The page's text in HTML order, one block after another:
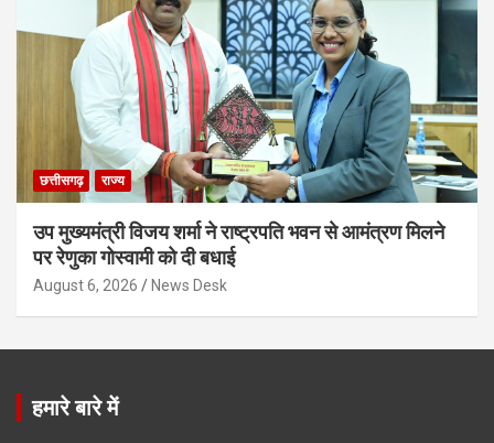
छत्तीसगढ़ राज्य
उप मुख्यमंत्री विजय शर्मा ने राष्ट्रपति भवन से आमंत्रण मिलने
पर रेणुका गोस्वामी को दी बधाई
August 6, 2026 News Desk
हमारे बारे में